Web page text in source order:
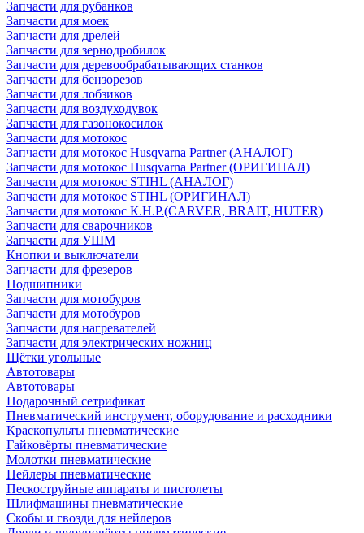
Запчасти для рубанков
Запчасти для моек
Запчасти для дрелей
Запчасти для зернодробилок
Запчасти для деревообрабатывающих станков
Запчасти для бензорезов
Запчасти для лобзиков
Запчасти для воздуходувок
Запчасти для газонокосилок
Запчасти для мотокос
Запчасти для мотокос Husqvarna Partner (АНАЛОГ)
Запчасти для мотокос Husqvarna Partner (ОРИГИНАЛ)
Запчасти для мотокос STIHL (АНАЛОГ)
Запчасти для мотокос STIHL (ОРИГИНАЛ)
Запчасти для мотокос К.Н.Р.(CARVER, BRAIT, HUTER)
Запчасти для сварочников
Запчасти для УШМ
Кнопки и выключатели
Запчасти для фрезеров
Подшипники
Запчасти для мотобуров
Запчасти для мотобуров
Запчасти для нагревателей
Запчасти для электрических ножниц
Щётки угольные
Автотовары
Автотовары
Подарочный сетрификат
Пневматический инструмент, оборудование и расходники
Краскопульты пневматические
Гайковёрты пневматические
Молотки пневматические
Нейлеры пневматические
Пескоструйные аппараты и пистолеты
Шлифмашины пневматические
Скобы и гвозди для нейлеров